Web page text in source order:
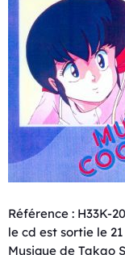
Référence : H33K-
le cd est sortie le
Musique de Takao